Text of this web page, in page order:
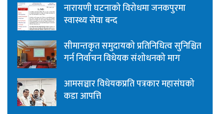
नारायणी घटनाको विरोधमा जनकपुरमा
स्वास्थ्य सेवा बन्द
सीमान्तकृत समुदायको प्रतिनिधित्व सुनिश्चित
गर्न निर्वाचन विधेयक संशोधनको माग
आमसञ्चार विधेयकप्रति पत्रकार महासंघको
कडा आपत्ति